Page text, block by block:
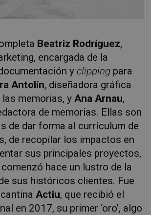
Beatriz Rodríguez,
encargada de la
yclipping para
Antolín, diseñadora gráfica
las memorias, yAna Arnau,
de memorias. Ellas son
de dar forma al currículum de
de recopilar los impactos en
sus principales proyectos,
hace un lustro de la
sus históricos clientes. Fue
Actiu, que recibió el
en 2017, su primer ‘oro’, algo